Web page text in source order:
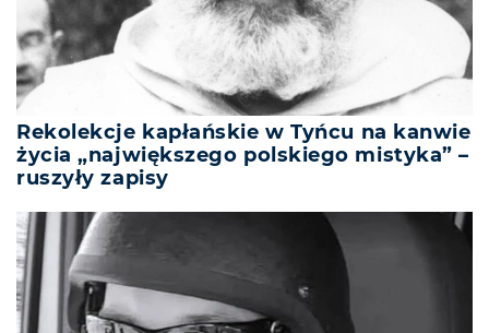
Rekolekcje kapłańskie w Tyńcu na kanwie
życia „największego polskiego mistyka” –
ruszyły zapisy